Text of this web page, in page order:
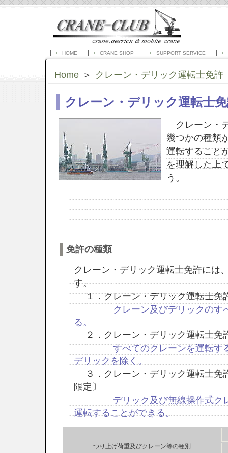
HOME CRANE SHOP SUPPORT SERVICE
Home ＞ クレーン・デリック運転士免許
クレーン・デリック運転士
クレーン・
幾つかの種類
運転すること
を理解した上
う。
免許の種類
クレーン・デリック運転士免許には
す。
１．クレーン・デリック運転士免
クレーン及びデリックのす
る。
２．クレーン・デリック運転士免
すべてのクレーンを運転す
デリックを除く。
３．クレーン・デリック運転士免
限定〕
デリック及び無線操作式ク
運転することができる。
つり上げ荷重及びクレーン等の種別